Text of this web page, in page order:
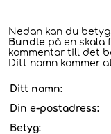
Nedan kan du
Bundle på en skala
kommentar till det
Ditt namn kommer
Ditt namn:
Din e-postadress:
Betyg: